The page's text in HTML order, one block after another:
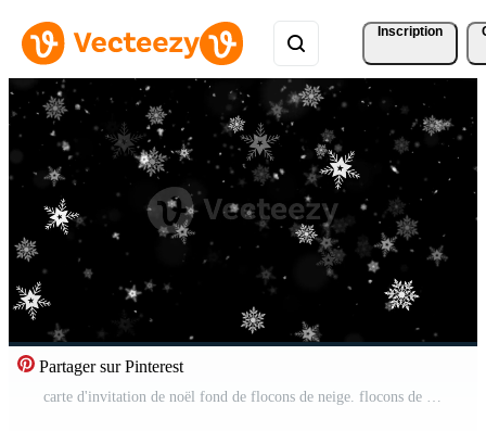
Inscription
Partager sur Pinterest
carte d'invitation de noël fond de flocons de neige. flocons de neige fond rouge Vidéo Pro